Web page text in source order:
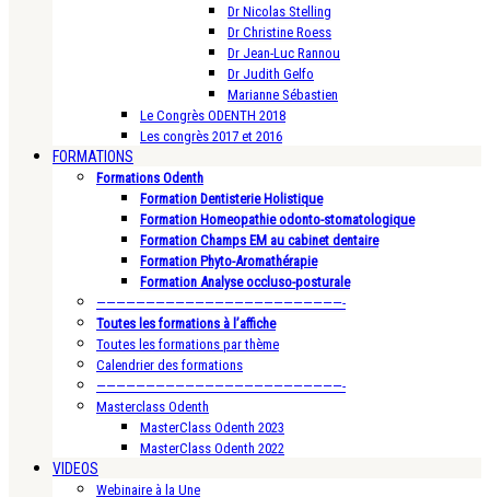
Dr Nicolas Stelling
Dr Christine Roess
Dr Jean-Luc Rannou
Dr Judith Gelfo
Marianne Sébastien
Le Congrès ODENTH 2018
Les congrès 2017 et 2016
FORMATIONS
Formations Odenth
Formation Dentisterie Holistique
Formation Homeopathie odonto-stomatologique
Formation Champs EM au cabinet dentaire
Formation Phyto-Aromathérapie
Formation Analyse occluso-posturale
—————————————————————————-
Toutes les formations à l’affiche
Toutes les formations par thème
Calendrier des formations
—————————————————————————-
Masterclass Odenth
MasterClass Odenth 2023
MasterClass Odenth 2022
VIDEOS
Webinaire à la Une